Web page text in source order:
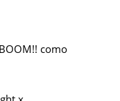
Samsara Seeds
como